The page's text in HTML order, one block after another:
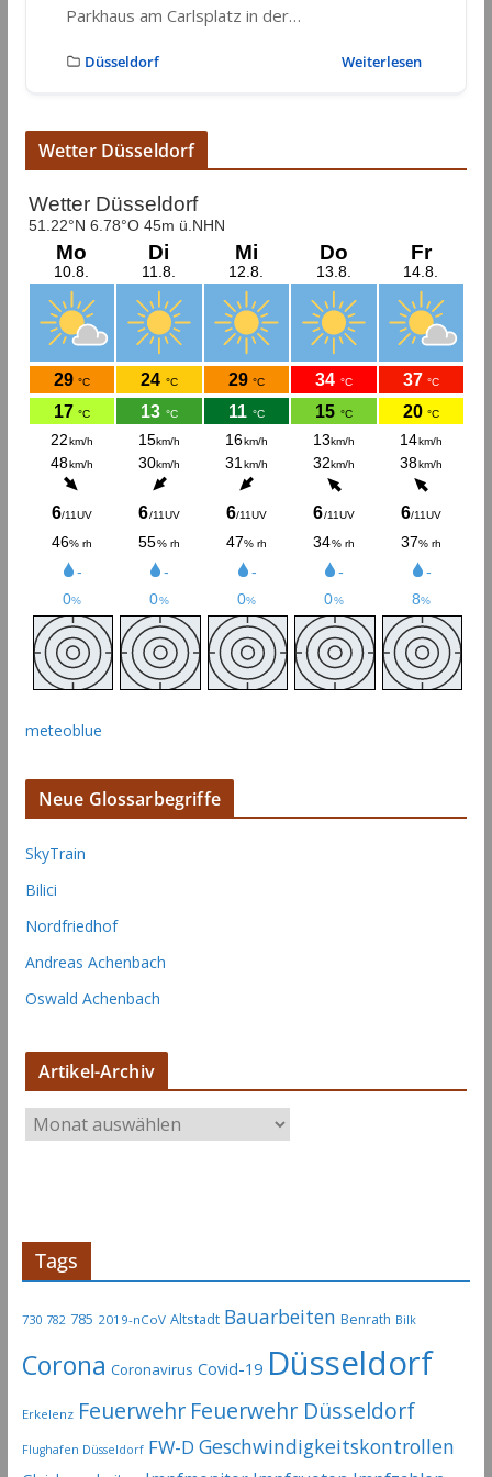
Parkhaus am Carlsplatz in der…
Düsseldorf Weiterlesen
Wetter Düsseldorf
meteoblue
Neue Glossarbegriffe
SkyTrain
Bilici
Nordfriedhof
Andreas Achenbach
Oswald Achenbach
Artikel-Archiv
r
l
-
r
h
i
Tags
730 782 785 2019-nCoV Altstadt Bauarbeiten Benrath Bilk
Corona Coronavirus Covid-19 Düsseldorf
Erkelenz Feuerwehr Feuerwehr Düsseldorf
Flughafen Düsseldorf FW-D Geschwindigkeitskontrollen